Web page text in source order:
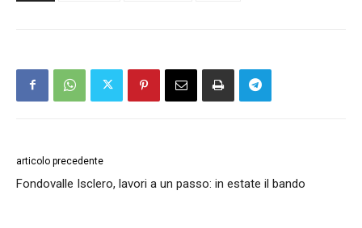
articolo precedente
Fondovalle Isclero, lavori a un passo: in estate il bando